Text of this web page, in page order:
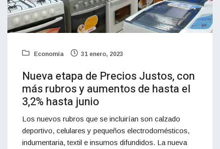
Economía 31 enero, 2023
Nueva etapa de Precios Justos, con
más rubros y aumentos de hasta el
3,2% hasta junio
Los nuevos rubros que se incluirían son calzado
deportivo, celulares y pequeños electrodomésticos,
indumentaria, textil e insumos difundidos. La nueva